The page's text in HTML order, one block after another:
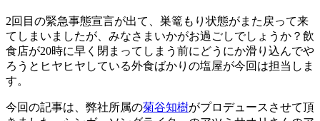
2回目の緊急事態宣言が出て、巣篭もり状態がまた戻って来
てしまいましたが、みなさまいかがお過ごしでしょうか？飲
食店が20時に早く閉まってしまう前にどうにか滑り込んでや
ろうとヒヤヒヤしている外食ばかりの塩屋が今回は担当しま
す。
今回の記事は、弊社所属の菊谷知樹がプロデュースさせて頂